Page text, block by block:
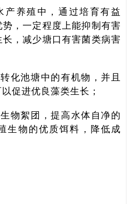
产养殖中，通过培育有益
，一定程度上能抑制有害
，减少塘口有害菌类病害
化池塘中的有机物，并且
促进优良藻类生长；
物絮团，提高水体自净的
生物的优质饵料，降低成